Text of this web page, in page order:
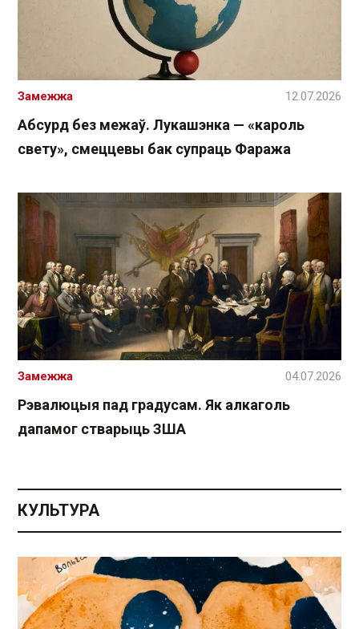
Абсурд без межаў. Лукашэнка — «кароль
свету», смеццевы бак супраць Фаража
Замежжа 12.07.2026
Рэвалюцыя пад градусам. Як алкаголь
дапамог стварыць ЗША
Замежжа 04.07.2026
КУЛЬТУРА